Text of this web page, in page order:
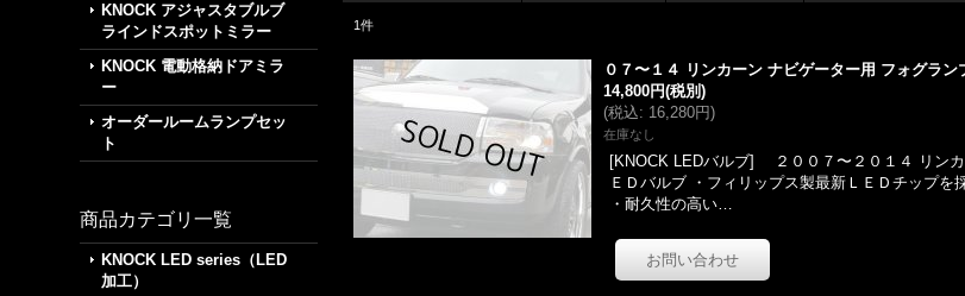
KNOCK アジャスタブルブ
ラインドスポットミラー
KNOCK 電動格納ドアミラ
ー
オーダールームランプセッ
ト
商品カテゴリ一覧
KNOCK LED series（LED
加工）
1件
０７〜１４ リンカーン ナビゲーター用 フォグラン
14,800円(税別)
(税込: 16,280円)
在庫なし
[KNOCK LEDバルブ] ２００７〜２０１４ リン
ＥＤバルブ ・フィリップス製最新ＬＥＤチップを
・耐久性の高い…